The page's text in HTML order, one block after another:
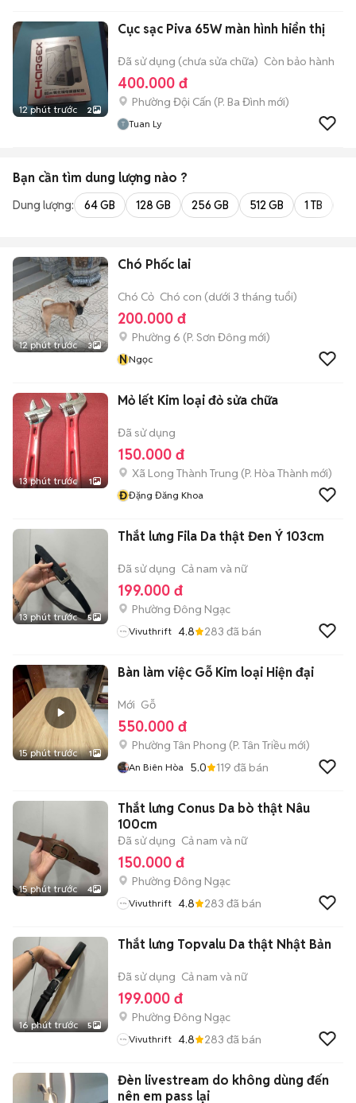
12 phút trước 2
Cục sạc Piva 65W màn hình hiển thị
Đã sử dụng (chưa sửa chữa) Còn bảo hành
400.000 đ
Phường Đội Cấn (P. Ba Đình mới)
Tuan Ly
Bạn cần tìm dung lượng nào ?
Dung lượng: 64 GB 128 GB 256 GB 512 GB 1 TB
12 phút trước 3
Chó Phốc lai
Chó Cỏ Chó con (dưới 3 tháng tuổi)
200.000 đ
Phường 6 (P. Sơn Đông mới)
NNgọc
13 phút trước 1
Mỏ lết Kim loại đỏ sửa chữa
Đã sử dụng
150.000 đ
Xã Long Thành Trung (P. Hòa Thành mới)
ĐĐặng Đăng Khoa
13 phút trước 5
Thắt lưng Fila Da thật Đen Ý 103cm
Đã sử dụng Cả nam và nữ
199.000 đ
Phường Đông Ngạc
Vivuthrift 4.8 283 đã bán
15 phút trước 1
Bàn làm việc Gỗ Kim loại Hiện đại
Mới Gỗ
550.000 đ
Phường Tân Phong (P. Tân Triều mới)
An Biên Hòa 5.0 119 đã bán
15 phút trước 4
Thắt lưng Conus Da bò thật Nâu
100cm
Đã sử dụng Cả nam và nữ
150.000 đ
Phường Đông Ngạc
Vivuthrift 4.8 283 đã bán
16 phút trước 5
Thắt lưng Topvalu Da thật Nhật Bản
Đã sử dụng Cả nam và nữ
199.000 đ
Phường Đông Ngạc
Vivuthrift 4.8 283 đã bán
Đèn livestream do không dùng đến
nên em pass lại